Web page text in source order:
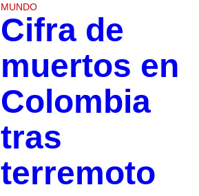
MUNDO
Cifra de
muertos en
Colombia
tras
terremoto